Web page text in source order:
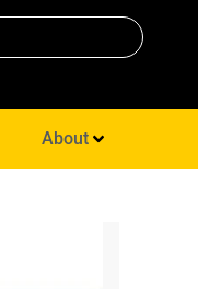
About